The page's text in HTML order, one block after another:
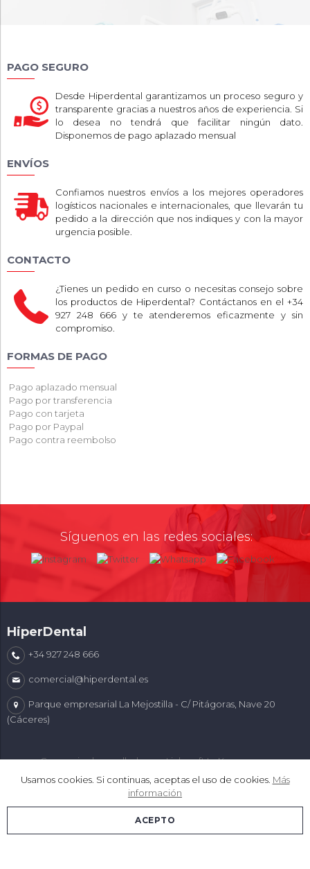
Usamos cookies. Si continuas, aceptas el uso de cookies. Más
información
ACEPTO
PAGO SEGURO
Desde Hiperdental garantizamos un proceso seguro y
transparente gracias a nuestros años de experiencia. Si
lo desea no tendrá que facilitar ningún dato.
Disponemos de pago aplazado mensual
ENVÍOS
Confiamos nuestros envíos a los mejores operadores
logísticos nacionales e internacionales, que llevarán tu
pedido a la dirección que nos indiques y con la mayor
urgencia posible.
CONTACTO
¿Tienes un pedido en curso o necesitas consejo sobre
los productos de Hiperdental? Contáctanos en el +34
927 248 666 y te atenderemos eficazmente y sin
compromiso.
FORMAS DE PAGO
Pago aplazado mensual
Pago por transferencia
Pago con tarjeta
Pago por Paypal
Pago contra reembolso
Síguenos en las redes sociales:
HiperDental
+34 927 248 666
comercial@hiperdental.es
Parque empresarial La Mejostilla - C/ Pitágoras, Nave 20
(Cáceres)
Comercio desarrollado conLinkasoft LeKommerce